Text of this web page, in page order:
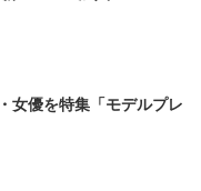
女優を特集「モデルプレ